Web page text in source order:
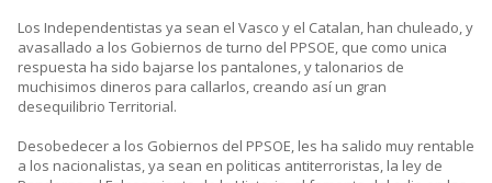
Los Independentistas ya sean el Vasco y el Catalan, han chuleado, y
avasallado a los Gobiernos de turno del PPSOE, que como unica
respuesta ha sido bajarse los pantalones, y talonarios de
muchisimos dineros para callarlos, creando así un gran
desequilibrio Territorial.
Desobedecer a los Gobiernos del PPSOE, les ha salido muy rentable
a los nacionalistas, ya sean en politicas antiterroristas, la ley de